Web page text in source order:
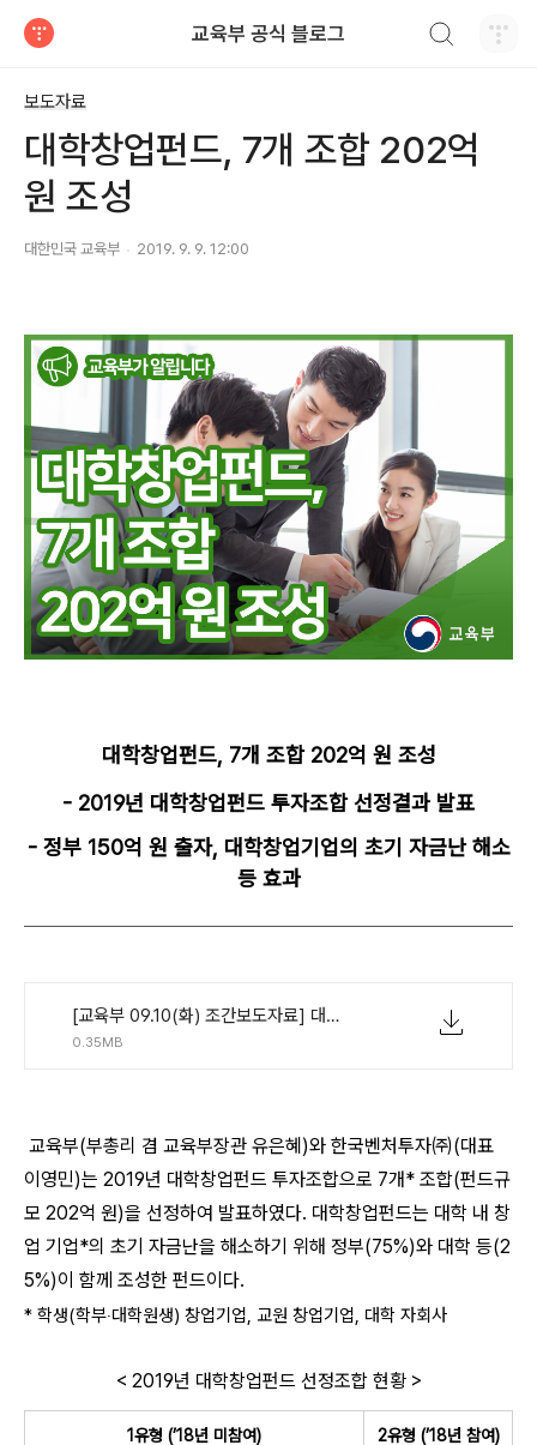
교육부 공식 블로그
보도자료
대학창업펀드, 7개 조합 202억
원 조성
대한민국 교육부 2019. 9. 9. 12:00
대학창업펀드, 7개 조합 202억 원 조성
- 2019년 대학창업펀드 투자조합 선정결과 발표
- 정부 150억 원 출자, 대학창업기업의 초기 자금난 해소
등 효과
[교육부 09.10(화) 조간보도자료] 대학창업펀드, 7개 조합 202억원 조성(수정본).pdf
0.35MB
교육부(부총리 겸 교육부장관 유은혜)와 한국벤처투자㈜(대표
이영민)는 2019년 대학창업펀드 투자조합으로 7개* 조합(펀드규
모 202억 원)을 선정하여 발표하였다. 대학창업펀드는 대학 내 창
업 기업*의 초기 자금난을 해소하기 위해 정부(75%)와 대학 등(2
5%)이 함께 조성한 펀드이다.
* 학생(학부‧대학원생) 창업기업, 교원 창업기업, 대학 자회사
< 2019년 대학창업펀드 선정조합 현황 >
1유형 (’18년 미참여) 2유형 (’18년 참여)